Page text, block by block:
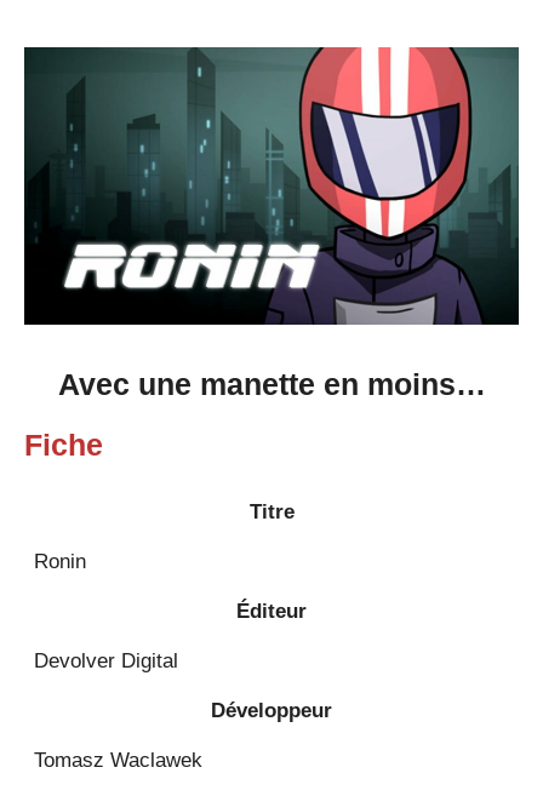
Avec une manette en moins…
Fiche
Titre
Ronin
Éditeur
Devolver Digital
Développeur
Tomasz Waclawek